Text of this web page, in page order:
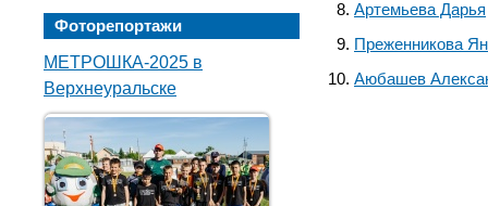
Фоторепортажи
МЕТРОШКА-2025 в
Верхнеуральске
Артемьева Дарья
Преженникова
Аюбашев